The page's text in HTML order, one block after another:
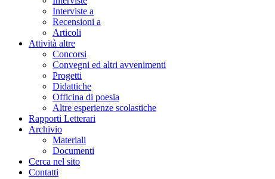
Interviste a
Recensioni a
Articoli
Attività altre
Concorsi
Convegni ed altri avvenimenti
Progetti
Didattiche
Officina di poesia
Altre esperienze scolastiche
Rapporti Letterari
Archivio
Materiali
Documenti
Cerca nel sito
Contatti